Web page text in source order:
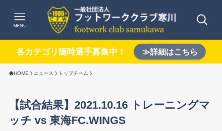
MENU
各カテゴリ随時選手募集中！ ≫詳細はこちら
HOME ニュース トップチーム
【試合結果】2021.10.16 トレーニングマ
ッチ vs 東海FC.WINGS